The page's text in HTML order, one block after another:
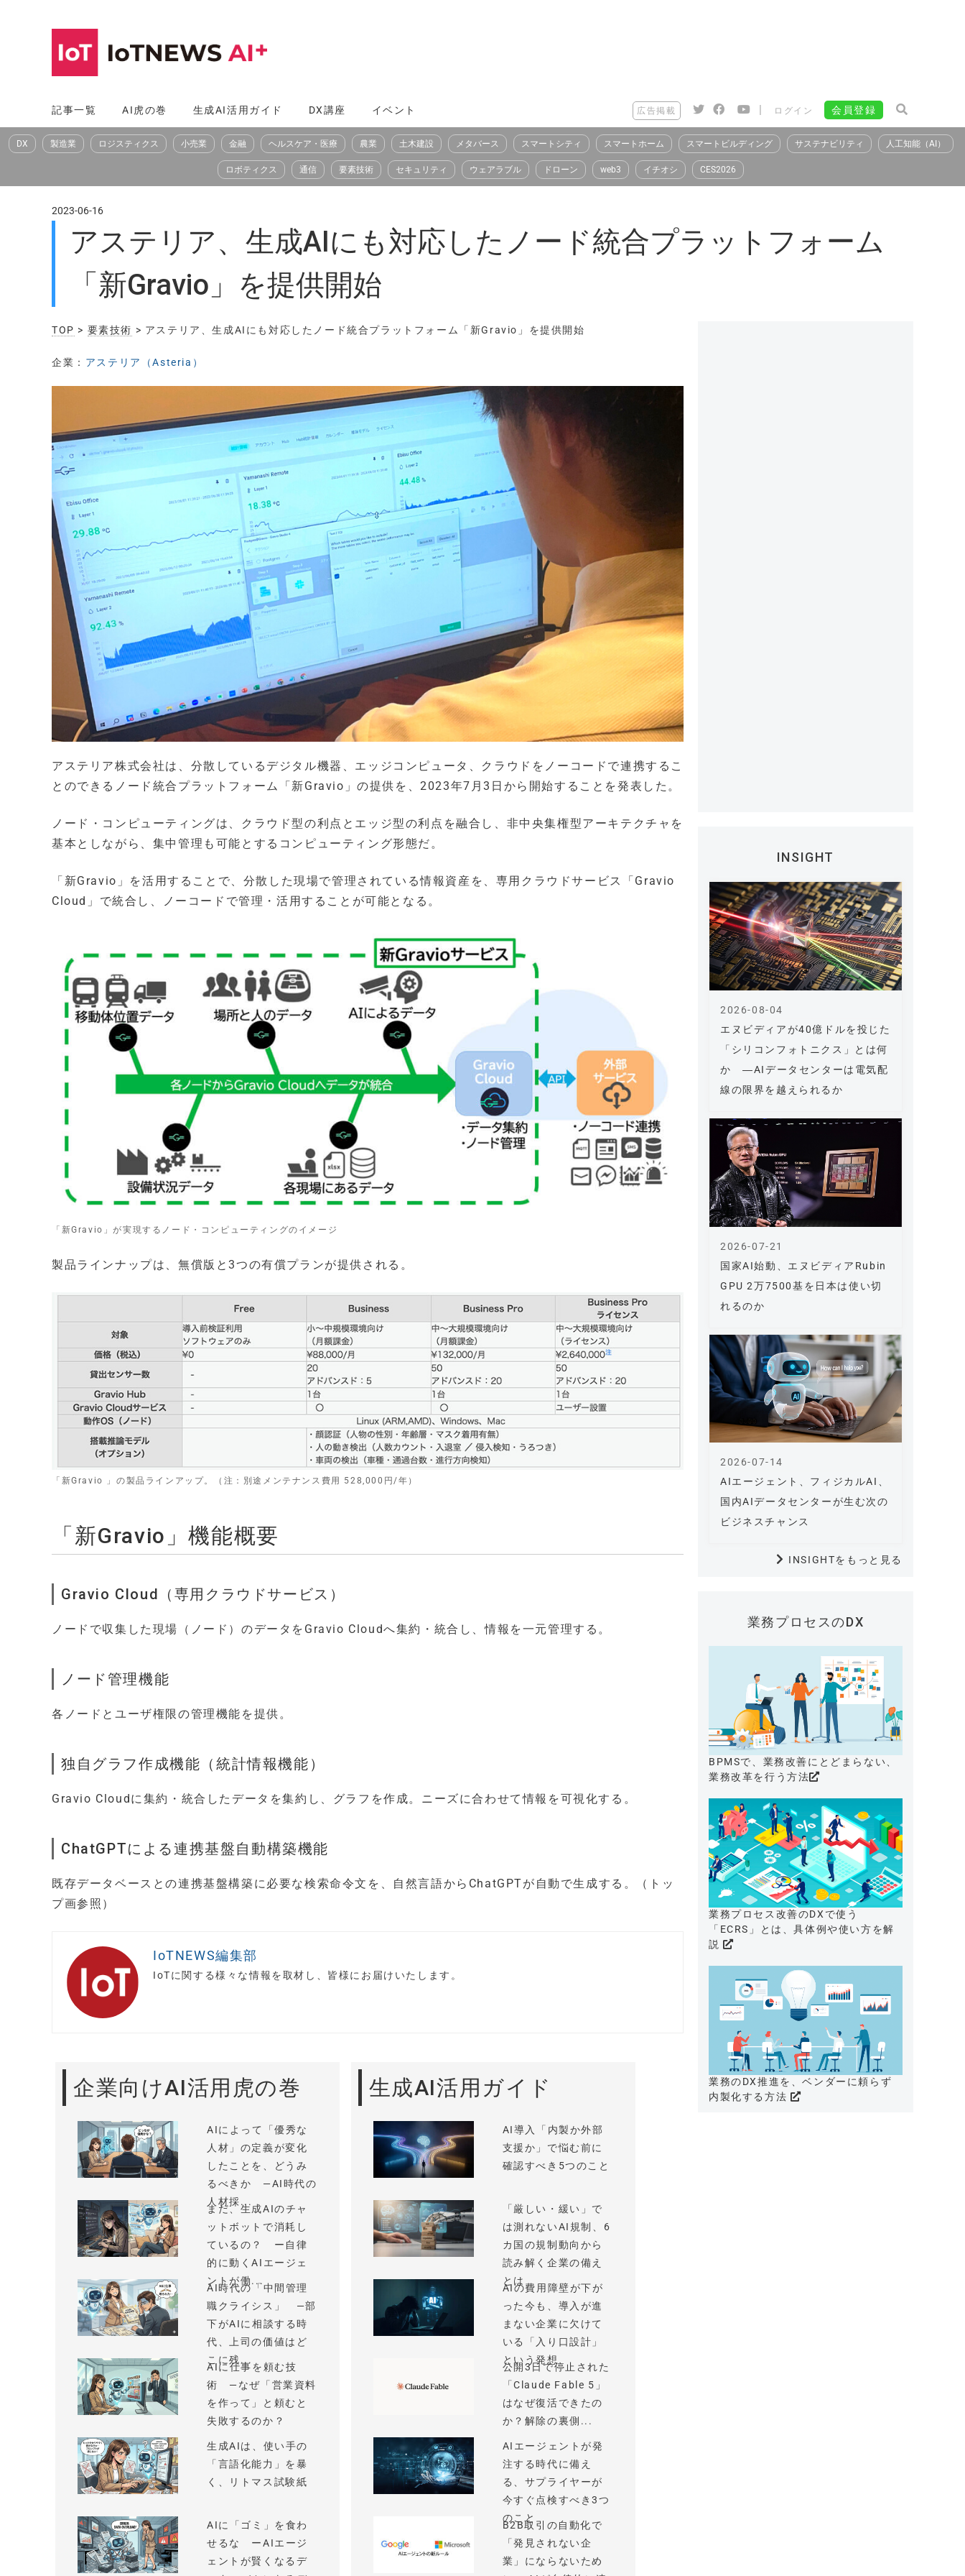
へ
ス
記事一覧 AI虎の巻 生成AI活用ガイド DX講座 イベント 広告掲載 | ログイン 会員登録
DX 製造業 ロジスティクス 小売業 金融 ヘルスケア・医療 農業 土木建設 メタバース スマートシティ スマートホーム スマートビルディング サステナビリティ 人工知能（AI）
ロボティクス 通信 要素技術 セキュリティ ウェアラブル ドローン web3 イチオシ CES2026
2023-06-16
アステリア、生成AIにも対応したノード統合プラットフォーム
「新Gravio」を提供開始
TOP > 要素技術 > アステリア、生成AIにも対応したノード統合プラットフォーム「新Gravio」を提供開始
企業： アステリア（Asteria）
アステリア株式会社は、分散しているデジタル機器、エッジコンピュータ、クラウドをノーコードで連携するこ
とのできるノード統合プラットフォーム「新Gravio」の提供を、2023年7月3日から開始することを発表した。
ノード・コンピューティングは、クラウド型の利点とエッジ型の利点を融合し、非中央集権型アーキテクチャを
基本としながら、集中管理も可能とするコンピューティング形態だ。
「新Gravio」を活用することで、分散した現場で管理されている情報資産を、専用クラウドサービス「Gravio
Cloud」で統合し、ノーコードで管理・活用することが可能となる。
「新Gravio」が実現するノード・コンピューティングのイメージ
製品ラインナップは、無償版と3つの有償プランが提供される。
「新Gravio 」の製品ラインアップ。（注：別途メンテナンス費用 528,000円/年）
「新Gravio」機能概要
Gravio Cloud（専用クラウドサービス）
ノードで収集した現場（ノード）のデータをGravio Cloudへ集約・統合し、情報を一元管理する。
ノード管理機能
各ノードとユーザ権限の管理機能を提供。
独自グラフ作成機能（統計情報機能）
Gravio Cloudに集約・統合したデータを集約し、グラフを作成。ニーズに合わせて情報を可視化する。
ChatGPTによる連携基盤自動構築機能
既存データベースとの連携基盤構築に必要な検索命令文を、自然言語からChatGPTが自動で生成する。（トッ
プ画参照）
IoTNEWS編集部
IoTに関する様々な情報を取材し、皆様にお届けいたします。
企業向けAI活用虎の巻
AIによって「優秀な
人材」の定義が変化
したことを、どうみ
るべきか —AI時代の
人材採...
まだ、生成AIのチャ
ットボットで消耗し
ているの？ ー自律
的に動くAIエージェ
ントが働...
AI時代の「中間管理
職クライシス」 —部
下がAIに相談する時
代、上司の価値はど
こに残...
AIに仕事を頼む技
術 —なぜ「営業資料
を作って」と頼むと
失敗するのか？
生成AIは、使い手の
「言語化能力」を暴
く、リトマス試験紙
AIに「ゴミ」を食わ
せるな ーAIエージ
ェントが賢くなるデ
生成AI活用ガイド
AI導入「内製か外部
支援か」で悩む前に
確認すべき5つのこと
「厳しい・緩い」で
は測れないAI規制、6
カ国の規制動向から
読み解く企業の備え
とは
AIの費用障壁が下が
った今も、導入が進
まない企業に欠けて
いる「入り口設計」
という発想
公開3日で停止された
「Claude Fable 5」
はなぜ復活できたの
か？解除の裏側...
AIエージェントが発
注する時代に備え
る、サプライヤーが
今すぐ点検すべき3つ
のこと
B2B取引の自動化で
「発見されない企
業」にならないため
INSIGHT
エヌビディアが40億ドルを投じた
「シリコンフォトニクス」とは何
か ―AIデータセンターは電気配
線の限界を越えられるか
2026-08-04
国家AI始動、エヌビディアRubin
GPU 2万7500基を日本は使い切
れるのか
2026-07-21
AIエージェント、フィジカルAI、
国内AIデータセンターが生む次の
ビジネスチャンス
2026-07-14
INSIGHTをもっと見る
業務プロセスのDX
BPMSで、業務改善にとどまらない、
業務改革を行う方法
業務プロセス改善のDXで使う
「ECRS」とは、具体例や使い方を解
説
業務のDX推進を、ベンダーに頼らず
内製化する方法